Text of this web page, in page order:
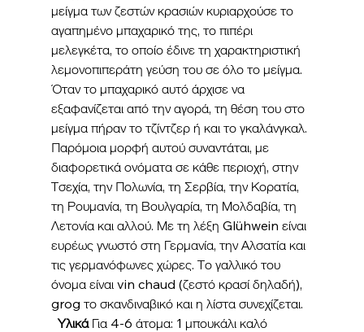
μείγμα των ζεστών κρασιών κυριαρχούσε το
αγαπημένο μπαχαρικό της, το πιπέρι
μελεγκέτα, το οποίο έδινε τη χαρακτηριστική
λεμονοπιπεράτη γεύση του σε όλο το μείγμα.
Όταν το μπαχαρικό αυτό άρχισε να
εξαφανίζεται από την αγορά, τη θέση του στο
μείγμα πήραν το τζίντζερ ή και το γκαλάνγκαλ.
Παρόμοια μορφή αυτού συναντάται, με
διαφορετικά ονόματα σε κάθε περιοχή, στην
Τσεχία, την Πολωνία, τη Σερβία, την Κορατία,
τη Ρουμανία, τη Βουλγαρία, τη Μολδαβία, τη
Λετονία και αλλού. Με τη λέξη Glühwein είναι
ευρέως γνωστό στη Γερμανία, την Αλσατία και
τις γερμανόφωνες χώρες. Το γαλλικό του
όνομα είναι vin chaud (ζεστό κρασί δηλαδή),
grog το σκανδιναβικό και η λίστα συνεχίζεται.
Υλικά Για 4-6 άτομα: 1 μπουκάλι καλό